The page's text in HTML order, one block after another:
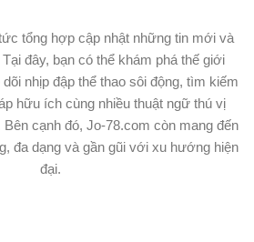
tổng hợp cập nhật những tin mới và
đây, bạn có thể khám phá thế giới
nhịp đập thể thao sôi động, tìm kiếm
hữu ích cùng nhiều thuật ngữ thú vị
cạnh đó, Jo-78.com còn mang đến
đa dạng và gần gũi với xu hướng hiện
đại.